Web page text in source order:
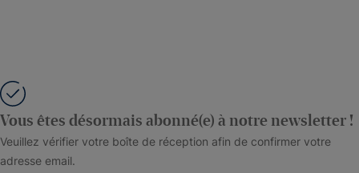
Vous êtes désormais abonné(e) à notre newsletter !
Veuillez vérifier votre boîte de réception afin de confirmer votre
adresse email.